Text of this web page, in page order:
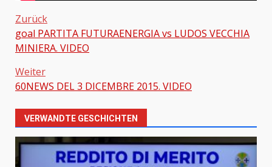
Beitragsnavigation
Zurück
goal PARTITA FUTURAENERGIA vs LUDOS VECCHIA
MINIERA. VIDEO
Weiter
60NEWS DEL 3 DICEMBRE 2015. VIDEO
VERWANDTE GESCHICHTEN